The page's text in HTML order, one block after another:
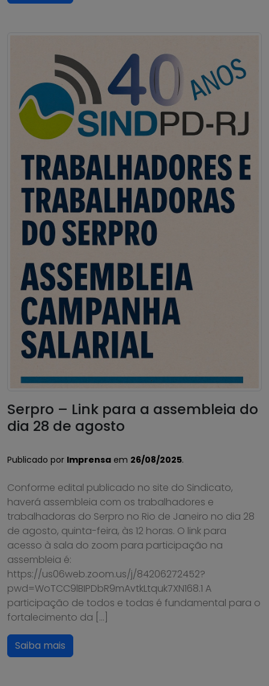
Serpro – Link para a assembleia do
dia 28 de agosto
Publicado por Imprensa em 26/08/2025.
Conforme edital publicado no site do Sindicato,
haverá assembleia com os trabalhadores e
trabalhadoras do Serpro no Rio de Janeiro no dia 28
de agosto, quinta-feira, às 12 horas. O link para
acesso à sala do zoom para participação na
assembleia é:
https://us06web.zoom.us/j/84206272452?
pwd=WoTCC9lBIPDbR9mAvtkLtquk7XN168.1 A
participação de todos e todas é fundamental para o
fortalecimento da […]
Saiba mais